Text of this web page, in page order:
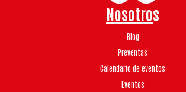
Nosotros
Blog
Preventas
Calendario de eventos
Eventos